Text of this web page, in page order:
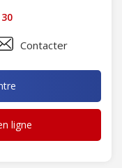
Contacter
ligne